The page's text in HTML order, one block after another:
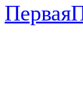
Первая